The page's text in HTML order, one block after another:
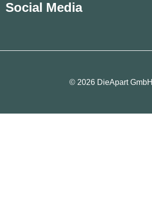
Social Media
© 2026 DieApart GmbH